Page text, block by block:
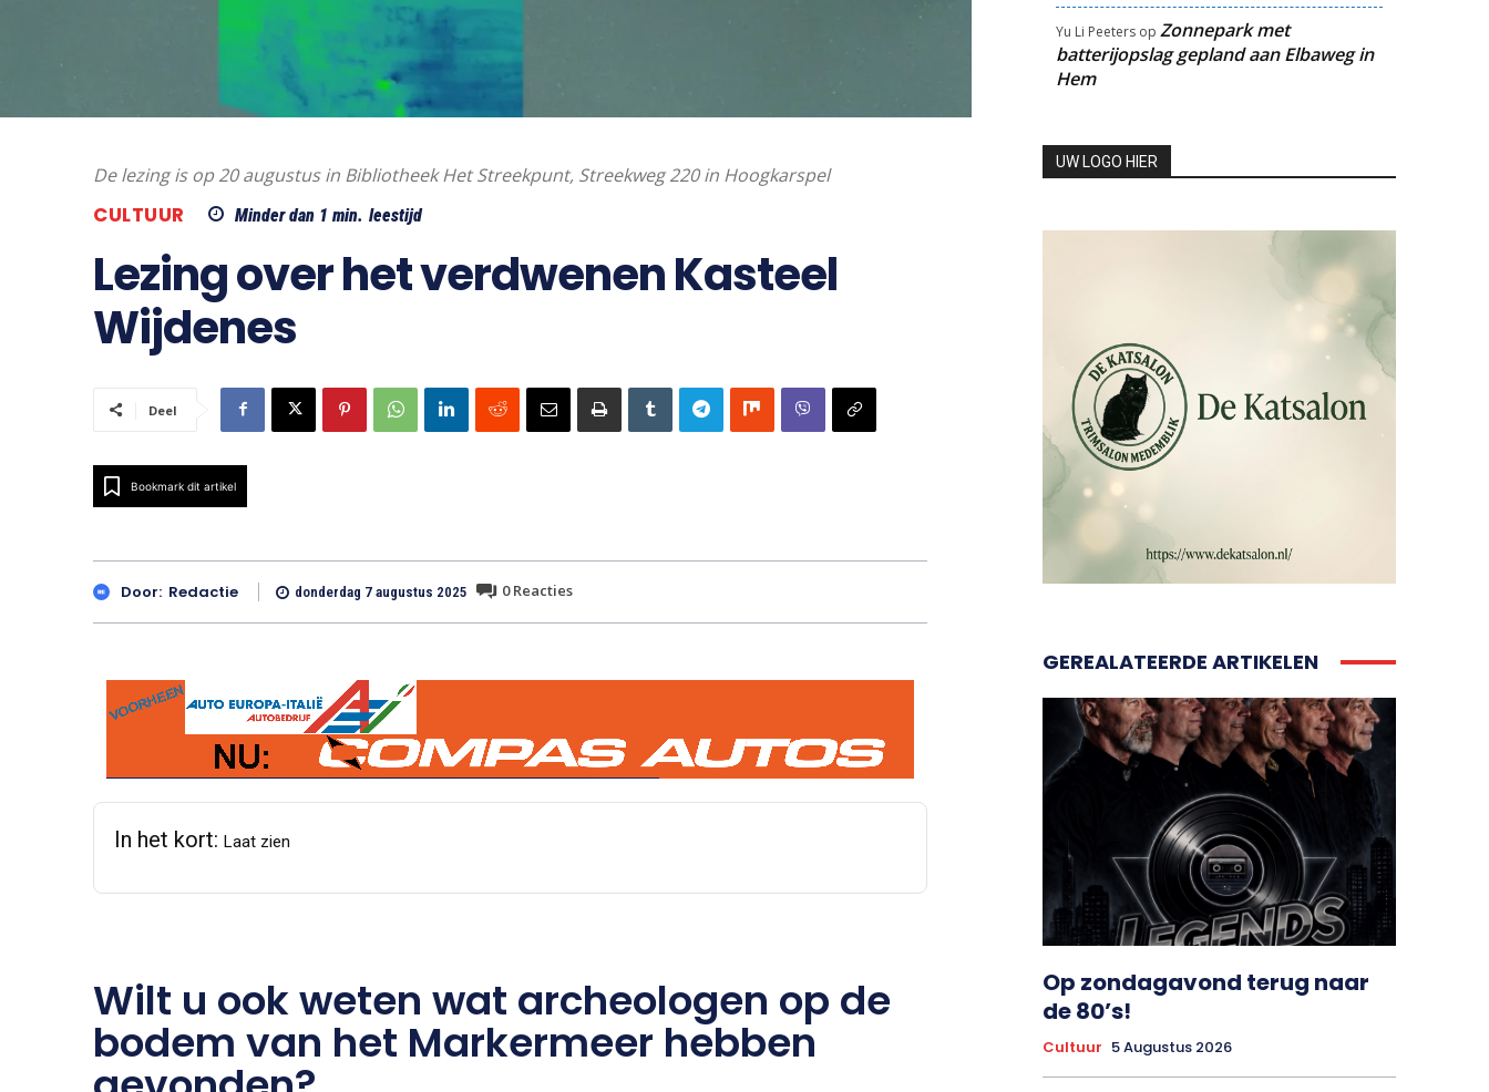
De lezing is op 20 augustus in Bibliotheek Het Streekpunt, Streekweg 220 in Hoogkarspel
CULTUUR Minder dan 1 min. leestijd
Lezing over het verdwenen Kasteel
Wijdenes
Deel
Bookmark dit artikel
Door: Redactie donderdag 7 augustus 2025 0Reacties
In het kort: Laat zien
Wilt u ook weten wat archeologen op de
bodem van het Markermeer hebben
Yu Li Peetersop Zonnepark met
batterijopslag gepland aan Elbaweg in
Hem
UW LOGO HIER
GEREALATEERDE ARTIKELEN
Op zondagavond terug naar
de 80’s!
Cultuur 5 Augustus 2026